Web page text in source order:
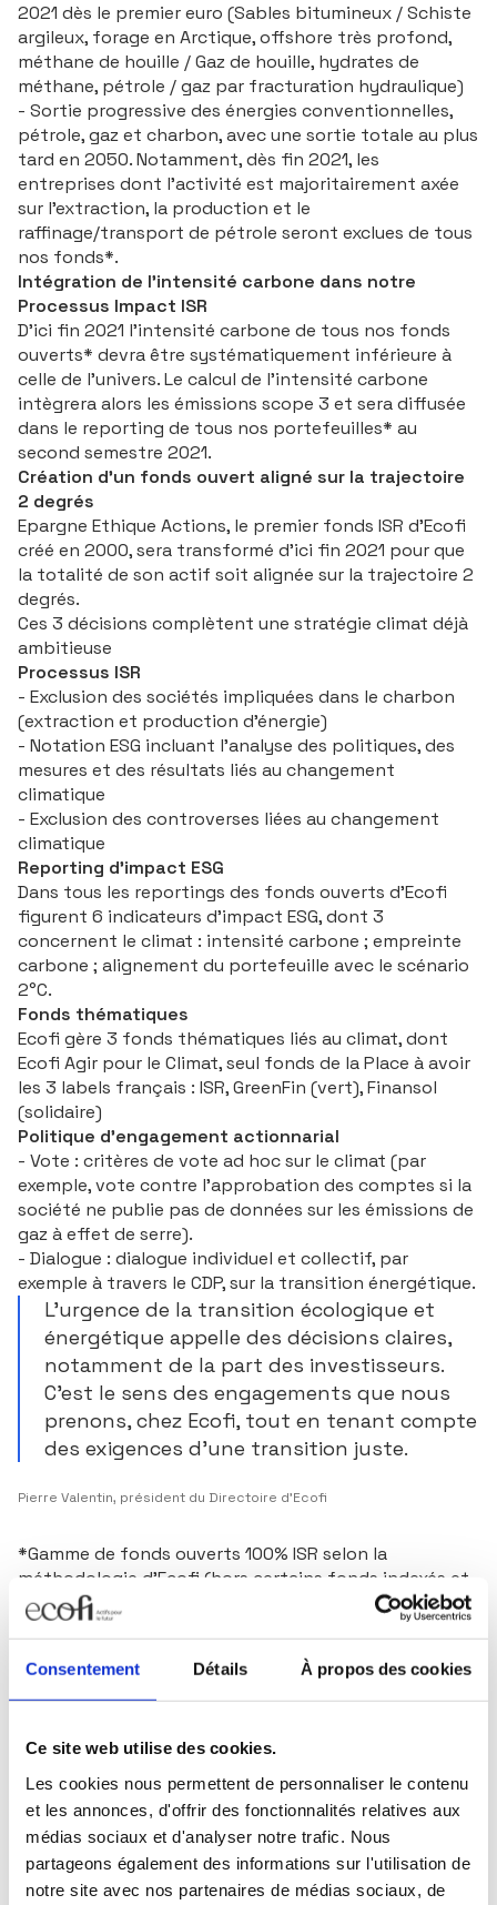
Consentement Détails À propos des cookies
Ce site web utilise des cookies.
Les cookies nous permettent de personnaliser le contenu
et les annonces, d'offrir des fonctionnalités relatives aux
médias sociaux et d'analyser notre trafic. Nous
partageons également des informations sur l'utilisation de
notre site avec nos partenaires de médias sociaux, de
2021 dès le premier euro (Sables bitumineux / Schiste
argileux, forage en Arctique, offshore très profond,
méthane de houille / Gaz de houille, hydrates de
méthane, pétrole / gaz par fracturation hydraulique)
- Sortie progressive des énergies conventionnelles,
pétrole, gaz et charbon, avec une sortie totale au plus
tard en 2050. Notamment, dès fin 2021, les
entreprises dont l’activité est majoritairement axée
sur l’extraction, la production et le
raffinage/transport de pétrole seront exclues de tous
nos fonds*.
Intégration de l’intensité carbone dans notre
Processus Impact ISR
D’ici fin 2021 l’intensité carbone de tous nos fonds
ouverts* devra être systématiquement inférieure à
celle de l’univers. Le calcul de l’intensité carbone
intègrera alors les émissions scope 3 et sera diffusée
dans le reporting de tous nos portefeuilles* au
second semestre 2021.
Création d’un fonds ouvert aligné sur la trajectoire
2 degrés
Epargne Ethique Actions, le premier fonds ISR d’Ecofi
créé en 2000, sera transformé d’ici fin 2021 pour que
la totalité de son actif soit alignée sur la trajectoire 2
degrés.
Ces 3 décisions complètent une stratégie climat déjà
ambitieuse
Processus ISR
- Exclusion des sociétés impliquées dans le charbon
(extraction et production d’énergie)
- Notation ESG incluant l’analyse des politiques, des
mesures et des résultats liés au changement
climatique
- Exclusion des controverses liées au changement
climatique
Reporting d’impact ESG
Dans tous les reportings des fonds ouverts d’Ecofi
figurent 6 indicateurs d’impact ESG, dont 3
concernent le climat : intensité carbone ; empreinte
carbone ; alignement du portefeuille avec le scénario
2°C.
Fonds thématiques
Ecofi gère 3 fonds thématiques liés au climat, dont
Ecofi Agir pour le Climat, seul fonds de la Place à avoir
les 3 labels français : ISR, GreenFin (vert), Finansol
(solidaire)
Politique d’engagement actionnarial
- Vote : critères de vote ad hoc sur le climat (par
exemple, vote contre l’approbation des comptes si la
société ne publie pas de données sur les émissions de
gaz à effet de serre).
- Dialogue : dialogue individuel et collectif, par
exemple à travers le CDP, sur la transition énergétique.
L’urgence de la transition écologique et
énergétique appelle des décisions claires,
notamment de la part des investisseurs.
C’est le sens des engagements que nous
prenons, chez Ecofi, tout en tenant compte
des exigences d’une transition juste.
Pierre Valentin, président du Directoire d’Ecofi
*Gamme de fonds ouverts 100% ISR selon la
méthodologie d’Ecofi (hors certains fonds indexés et
fonds à gestion déléguée). Parmi ces fonds, 8 ont
obtenu le Label ISR.
Télécharger le contenu
Cpresse_Politique climat_2021
250 Ko Télécharger